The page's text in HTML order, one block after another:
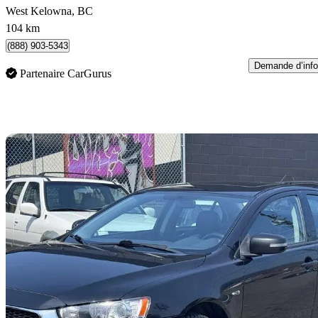
West Kelowna, BC
104 km
(888) 903-5343
Partenaire CarGurus
Demande d’info